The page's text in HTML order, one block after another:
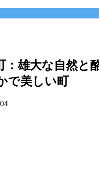
：雄大な自然と
で美しい町